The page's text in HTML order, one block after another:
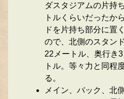
ダスタジアムの片持
トルくらいだったか
ドを片持ち部分に置
ので、北側のスタン
22メートル、奥行き
トル。等々力と同程
る。
メイン、バック、北